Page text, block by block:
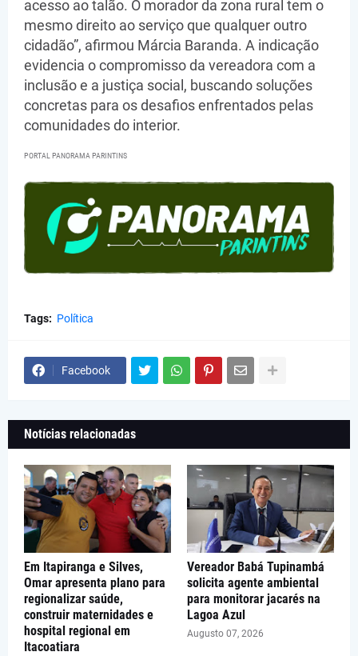
acesso ao talão. O morador da zona rural tem o
mesmo direito ao serviço que qualquer outro
cidadão”, afirmou Márcia Baranda. A indicação
evidencia o compromisso da vereadora com a
inclusão e a justiça social, buscando soluções
concretas para os desafios enfrentados pelas
comunidades do interior.
PORTAL PANORAMA PARINTINS
Tags: Política
Facebook
Notícias relacionadas
Em Itapiranga e Silves,
Omar apresenta plano para
regionalizar saúde,
construir maternidades e
hospital regional em
Itacoatiara
Vereador Babá Tupinambá
solicita agente ambiental
para monitorar jacarés na
Lagoa Azul
Augusto 07, 2026